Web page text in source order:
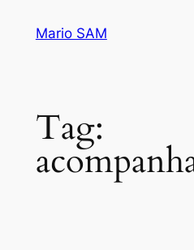
Mario SAM
Tag: